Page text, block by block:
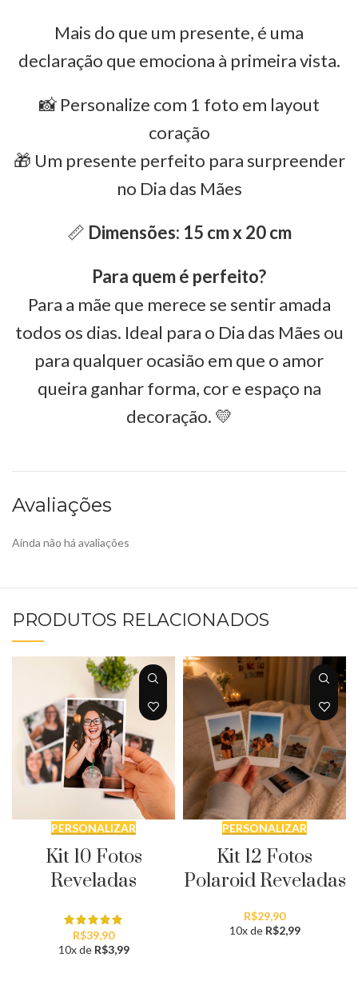
Mais do que um presente, é uma
declaração que emociona à primeira vista.
📸 Personalize com 1 foto em layout
coração
🎁 Um presente perfeito para surpreender
no Dia das Mães
📏 Dimensões: 15 cm x 20 cm
Para quem é perfeito?
Para a mãe que merece se sentir amada
todos os dias. Ideal para o Dia das Mães ou
para qualquer ocasião em que o amor
queira ganhar forma, cor e espaço na
decoração. 💛
Avaliações
Ainda não há avaliações
PRODUTOS RELACIONADOS
PERSONALIZAR
Kit 10 Fotos
Reveladas
R$39,90
10x de R$3,99
PERSONALIZAR
Kit 12 Fotos
Polaroid Reveladas
R$29,90
10x de R$2,99